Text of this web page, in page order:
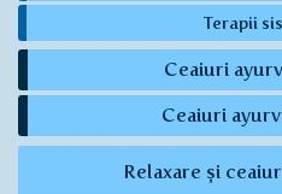
Terapii
Ceaiuri
Ceaiuri
Relaxare și